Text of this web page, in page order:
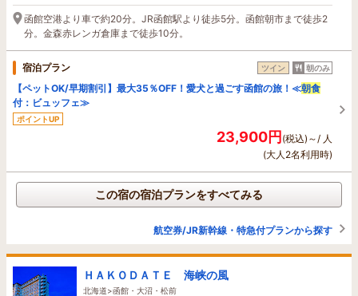
函館空港より車で約20分。JR函館駅より徒歩5分。函館朝市まで徒歩2
分。金森赤レンガ倉庫まで徒歩10分。
宿泊プラン ツイン 朝のみ
【ペットOK/早期割引】最大35％OFF！愛犬と過ごす函館の旅！≪朝食
付：ビュッフェ≫
ポイントUP
23,900円(税込)～/ 人
(大人2名利用時)
この宿の宿泊プランをすべてみる
航空券/JR新幹線・特急付プランから探す
ＨＡＫＯＤＡＴＥ 海峡の風
北海道>函館・大沼・松前